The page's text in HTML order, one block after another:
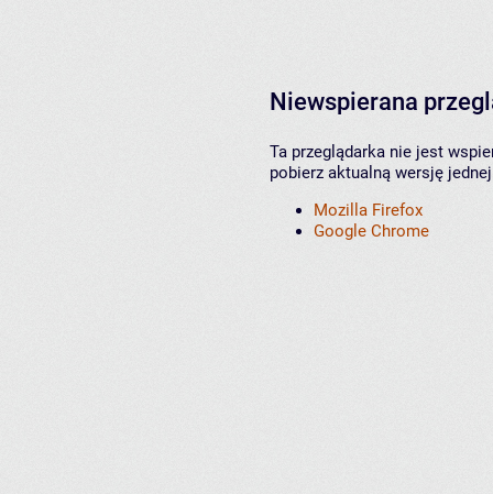
Niewspierana
Ta przeglądarka nie jest
pobierz aktualną wersję
Mozilla Firefox
Google Chrome